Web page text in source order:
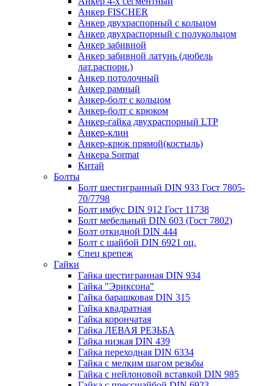
Анкер FISCHER
Анкер двухраспорный с кольцом
Анкер двухраспорный с полукольцом
Анкер забивной
Анкер забивной латунь (дюбель
лат.распорн.)
Анкер потолочный
Анкер рамный
Анкер-болт с кольцом
Анкер-болт с крюком
Анкер-гайка двухраспорный LTP
Анкер-клин
Анкер-крюк прямой(костыль)
Анкера Sormat
Китай
Болты
Болт шестигранный DIN 933 Гост 7805-
70/7798
Болт имбус DIN 912 Гост 11738
Болт мебельный DIN 603 (Гост 7802)
Болт откидной DIN 444
Болт с шайбой DIN 6921 оц.
Спец крепеж
Гайки
Гайка шестигранная DIN 934
Гайка "Эриксона"
Гайка барашковая DIN 315
Гайка квадратная
Гайка корончатая
Гайка ЛЕВАЯ РЕЗЬБА
Гайка низкая DIN 439
Гайка переходная DIN 6334
Гайка с мелким шагом резьбы
Гайка с нейлоновой вставкой DIN 985